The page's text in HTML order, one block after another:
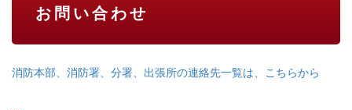
お問い合わせ
消防本部、消防署、分署、出張所の連絡先一覧は、こちらから